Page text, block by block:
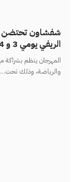
شفشاون تحتضن
الريفي يومي 3 و 4 ماي
المهرجان ينظم بشراكة
والرياضة، وذلك تحت…